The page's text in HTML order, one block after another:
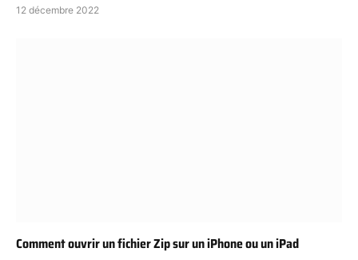
12 décembre 2022
Comment ouvrir un fichier Zip sur un iPhone ou un iPad